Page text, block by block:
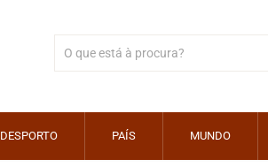
DESPORTO PAÍS MUNDO